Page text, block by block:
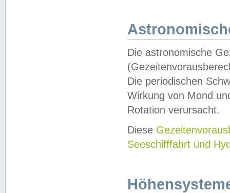
Die astronomische
Die periodischen
Wirkung von Mond
Rotation verursacht.
Diese
Seeschifffahrt und